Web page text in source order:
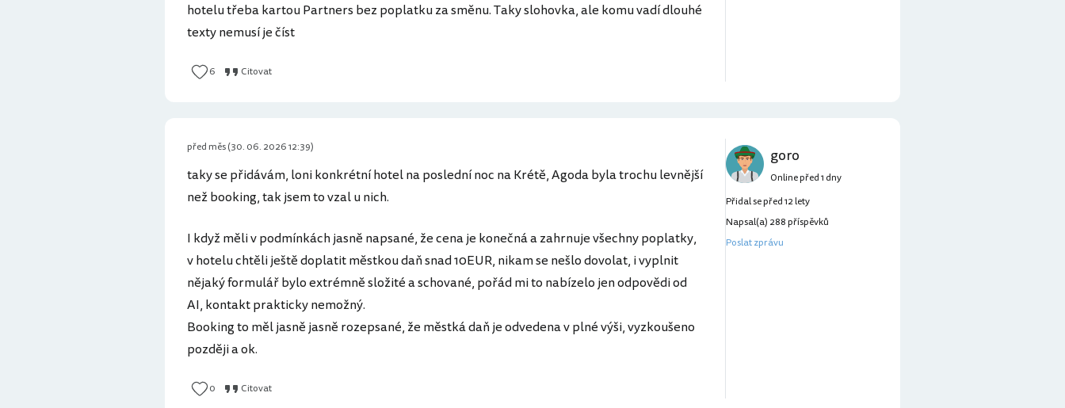
hotelu třeba kartou Partners bez poplatku za směnu. Taky slohovka, ale komu vadí dlouhé
texty nemusí je číst
6 Citovat
taky se přidávám, loni konkrétní hotel na poslední noc na Krétě, Agoda byla trochu levnější
než booking, tak jsem to vzal u nich.
I když měli v podmínkách jasně napsané, že cena je konečná a zahrnuje všechny poplatky,
v hotelu chtěli ještě doplatit městkou daň snad 10EUR, nikam se nešlo dovolat, i vyplnit
nějaký formulář bylo extrémně složité a schované, pořád mi to nabízelo jen odpovědi od
AI, kontakt prakticky nemožný.
Booking to měl jasně jasně rozepsané, že městká daň je odvedena v plné výši, vyzkoušeno
později a ok.
0 Citovat
goro
před měs (30. 06. 2026 12:39)
Online před 1 dny
Přidal se před 12 lety
Napsal(a) 288 příspěvků
Poslat zprávu